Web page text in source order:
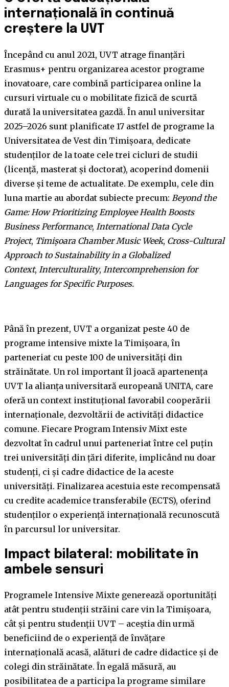
internațională în continuă
creștere la UVT
Începând cu anul 2021, UVT atrage finanțări
Erasmus+ pentru organizarea acestor programe
inovatoare, care combină participarea online la
cursuri virtuale cu o mobilitate fizică de scurtă
durată la universitatea gazdă. În anul universitar
2025–2026 sunt planificate 17 astfel de programe la
Universitatea de Vest din Timișoara, dedicate
studenților de la toate cele trei cicluri de studii
(licență, masterat și doctorat), acoperind domenii
diverse și teme de actualitate. De exemplu, cele din
luna martie au abordat subiecte precum: Beyond the
Game: How Prioritizing Employee Health Boosts
Business Performance, International Data Cycle
Project, Timișoara Chamber Music Week, Cross-Cultural
Approach to Sustainability in a Globalized
Context, Interculturality, Intercomprehension for
Languages for Specific Purposes.
Până în prezent, UVT a organizat peste 40 de
programe intensive mixte la Timișoara, în
parteneriat cu peste 100 de universități din
străinătate. Un rol important îl joacă apartenența
UVT la alianța universitară europeană UNITA, care
oferă un context instituțional favorabil cooperării
internaționale, dezvoltării de activități didactice
comune. Fiecare Program Intensiv Mixt este
dezvoltat în cadrul unui parteneriat între cel puțin
trei universități din țări diferite, implicând nu doar
studenți, ci și cadre didactice de la aceste
universități. Finalizarea acestuia este recompensată
cu credite academice transferabile (ECTS), oferind
studenților o experiență internațională recunoscută
în parcursul lor universitar.
Impact bilateral: mobilitate în
ambele sensuri
Programele Intensive Mixte generează oportunități
atât pentru studenții străini care vin la Timișoara,
cât și pentru studenții UVT – aceștia din urmă
beneficiind de o experiență de învățare
internațională acasă, alături de cadre didactice și de
colegi din străinătate. În egală măsură, au
posibilitatea de a participa la programe similare